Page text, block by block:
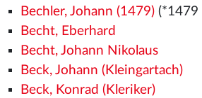
Bechler, Johann (1479)(*1479
Becht, Eberhard
Becht, Johann Nikolaus
Beck, Johann (Kleingartach)
Beck, Konrad (Kleriker)